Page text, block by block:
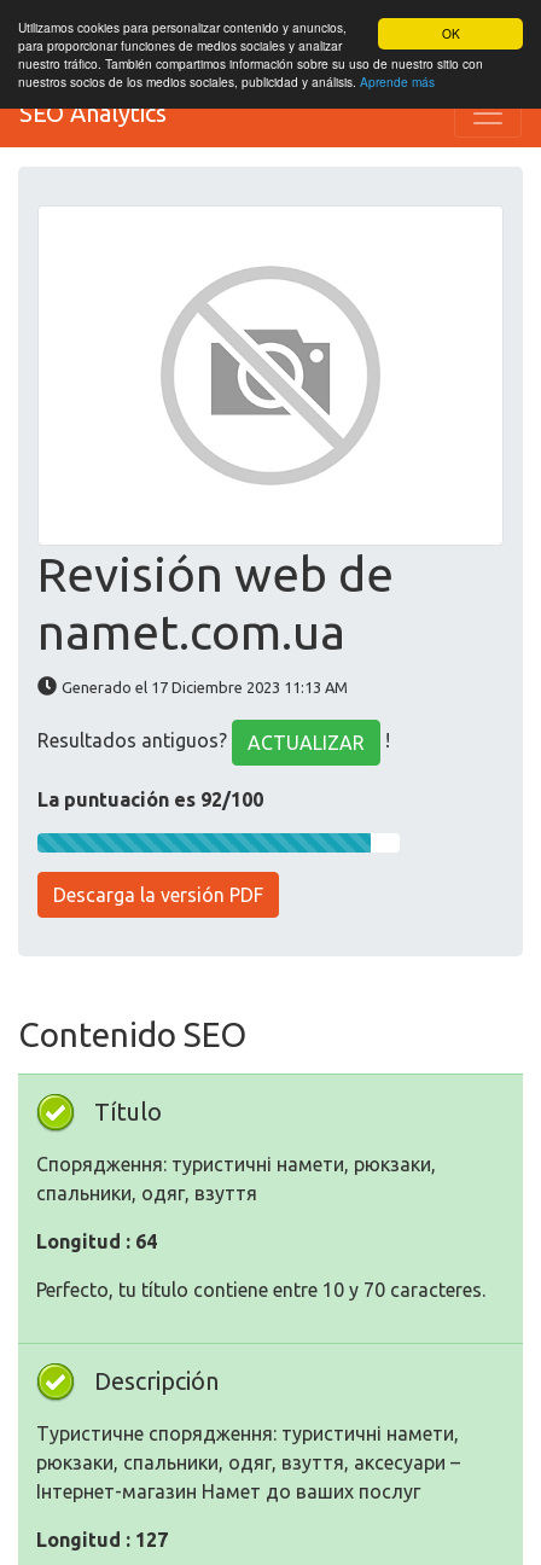
OK
Utilizamos cookies para personalizar contenido y anuncios,
para proporcionar funciones de medios sociales y analizar
nuestro tráfico. También compartimos información sobre su uso de nuestro sitio con
nuestros socios de los medios sociales, publicidad y análisis. Aprende más
SEO Analytics
Revisión web de
namet.com.ua
Generado el 17 Diciembre 2023 11:13 AM
Resultados antiguos? ACTUALIZAR !
La puntuación es 92/100
Descarga la versión PDF
Contenido SEO
Título
Спорядження: туристичні намети, рюкзаки,
спальники, одяг, взуття
Longitud : 64
Perfecto, tu título contiene entre 10 y 70 caracteres.
Descripción
Туристичне спорядження: туристичні намети,
рюкзаки, спальники, одяг, взуття, аксесуари –
Інтернет-магазин Намет до ваших послуг
Longitud : 127